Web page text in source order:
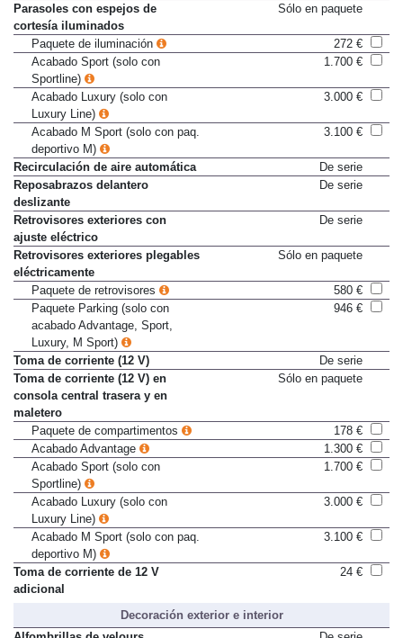
Luxury, M Sport)
Parasoles con espejos de
cortesía iluminados
Paquete de iluminación
272 €
Acabado Sport (solo con
Sportline)
Acabado Luxury (solo con
Luxury Line)
Acabado M Sport (solo con paq.
deportivo M)
Recirculación de aire automática
De serie
Reposabrazos delantero
deslizante
Retrovisores exteriores con
ajuste eléctrico
Retrovisores exteriores plegables
eléctricamente
Paquete de retrovisores
580 €
Paquete Parking (solo con
acabado Advantage, Sport,
Luxury, M Sport)
Toma de corriente (12 V)
De serie
Toma de corriente (12 V) en
consola central trasera y en
maletero
Paquete de compartimentos
178 €
Acabado Advantage
1.300 €
Acabado Sport (solo con
Sportline)
Acabado Luxury (solo con
Luxury Line)
Acabado M Sport (solo con paq.
deportivo M)
Toma de corriente de 12 V
Decoración exterior e interior